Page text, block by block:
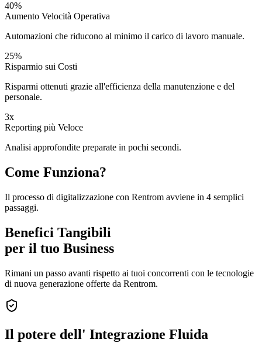
40%
Aumento Velocità Operativa
Automazioni che riducono al minimo il carico di lavoro manuale.
25%
Risparmio sui Costi
Risparmi ottenuti grazie all'efficienza della manutenzione e del
personale.
3x
Reporting più Veloce
Analisi approfondite preparate in pochi secondi.
Come Funziona?
Il processo di digitalizzazione con Rentrom avviene in 4 semplici
passaggi.
Benefici Tangibili
per il tuo Business
Rimani un passo avanti rispetto ai tuoi concorrenti con le tecnologie
di nuova generazione offerte da Rentrom.
Il potere dell' Integrazione Fluida